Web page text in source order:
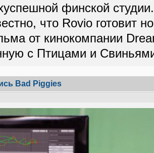
финской
что Rovio готовит
от кинокомпании
с Птицами и
Bad Piggies